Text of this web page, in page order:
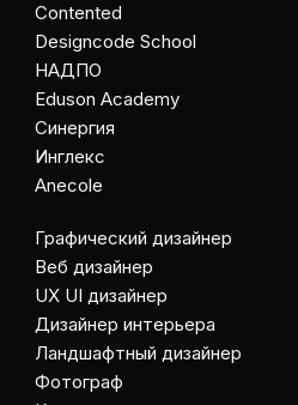
Contented
Designcode School
НАДПО
Eduson Academy
Cинергия
Инглекс
Anecole
Графический дизайнер
Веб дизайнер
UX UI дизайнер
Дизайнер интерьера
Ландшафтный дизайнер
Фотограф